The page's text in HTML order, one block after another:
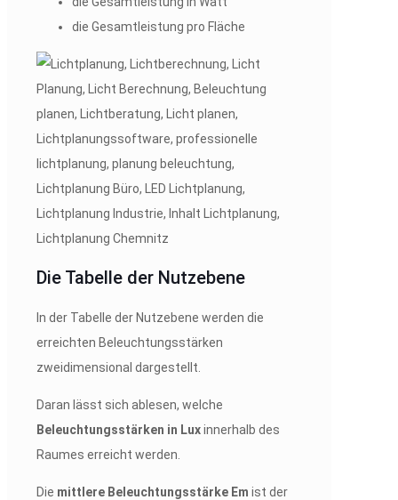
die Gesamtleistung pro Fläche
Die Tabelle der Nutzebene
In der Tabelle der Nutzebene werden die
erreichten Beleuchtungsstärken
zweidimensional dargestellt.
Daran lässt sich ablesen, welche
Beleuchtungsstärken in Luxinnerhalb des
Raumes erreicht werden.
Die mittlere Beleuchtungsstärke Em ist der